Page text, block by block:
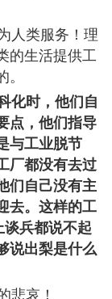
人类服务！理
的生活提供工
化时，他们自
点，他们指导
与工业脱节
厂都没有去过
们自己没有主
去。这样的工
谈兵都说不起
说出梨是什么
悲哀！